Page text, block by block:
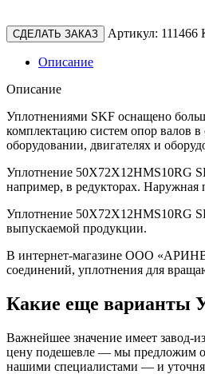
СДЕЛАТЬ ЗАКАЗ Артикул: 111466
Описание
Описание
Уплотнениями SKF оснащено
комплектацию систем опор валов в
оборудовании, двигателях и
Уплотнение 50X72X12HMS10RG
например, в редукторах. Наружная
Уплотнение 50X72X12HMS10RG
выпускаемой продукции.
В интернет-магазине ООО
соединений, уплотнения для
Какие еще варианты
Важнейшее значение имеет завод-
цену подешевле — мы предложим
нашими специалистами — и